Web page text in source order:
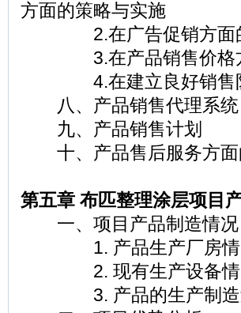
方面的策略与实施
2.在广告促销方面的
3.在产品销售价格方
4.在建立良好销售队
八、产品销售代理系统
九、产品销售计划
十、产品售后服务方面
第五章 布匹整理涂层项目
一、项目产品制造情况
1. 产品生产厂房情
2. 现有生产设备情
3. 产品的生产制造过